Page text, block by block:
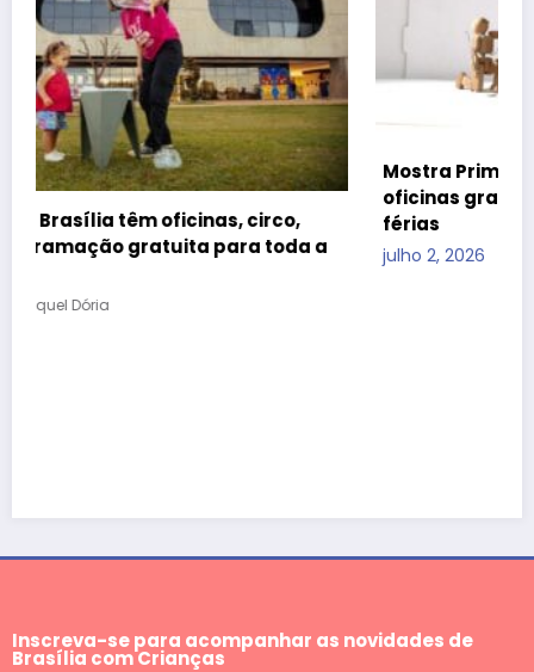
Mostra Primeira Infância leva teatro, cinema e
oficinas gratuitas ao CCBB Brasília durante as
férias
julho 2, 2026 Raquel Dória
Inscreva-se para acompanhar as novidades de
Brasília com Crianças